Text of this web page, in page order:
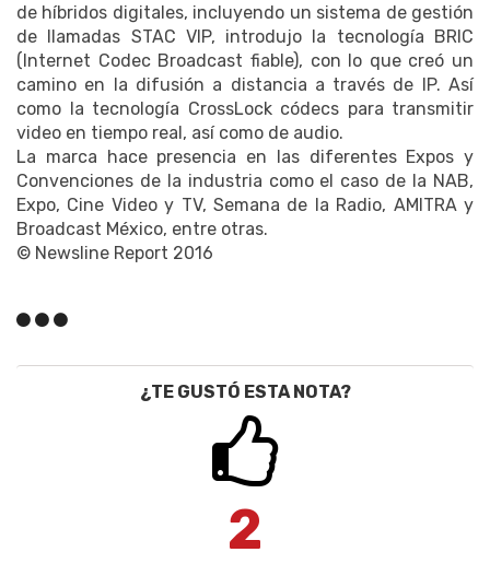
de híbridos digitales, incluyendo un sistema de gestión
de llamadas STAC VIP, introdujo la tecnología BRIC
(Internet Codec Broadcast fiable), con lo que creó un
camino en la difusión a distancia a través de IP. Así
como la tecnología CrossLock códecs para transmitir
video en tiempo real, así como de audio.
La marca hace presencia en las diferentes Expos y
Convenciones de la industria como el caso de la NAB,
Expo, Cine Video y TV, Semana de la Radio, AMITRA y
Broadcast México, entre otras.
© Newsline Report 2016
¿TE GUSTÓ ESTA NOTA?
2